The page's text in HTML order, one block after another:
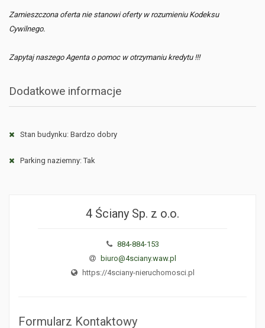
Zamieszczona oferta nie stanowi oferty w rozumieniu Kodeksu
Cywilnego.
Zapytaj naszego Agenta o pomoc w otrzymaniu kredytu !!!
Dodatkowe informacje
Stan budynku: Bardzo dobry
Parking naziemny: Tak
4 Ściany Sp. z o.o.
884-884-153
biuro@4sciany.waw.pl
https://4sciany-nieruchomosci.pl
Formularz Kontaktowy